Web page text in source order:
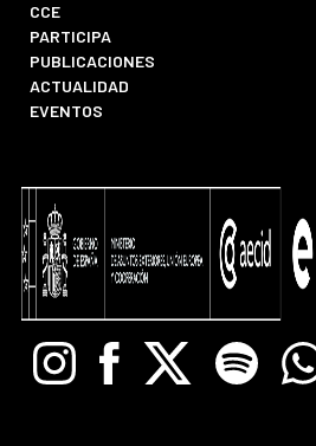
CCE
PARTICIPA
PUBLICACIONES
ACTUALIDAD
EVENTOS
InstagramFacebook
X Spotify